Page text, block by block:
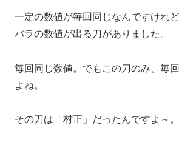
一定の数値が毎回同じなんですけれ
バラの数値が出る刀がありました。
毎回同じ数値。でもこの刀のみ、毎
よね。
その刀は「村正」だったんですよ～。